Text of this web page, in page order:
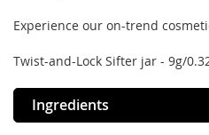
Experience our on-trend
Twist-and-Lock Sifter jar - 9g/
Ingredients